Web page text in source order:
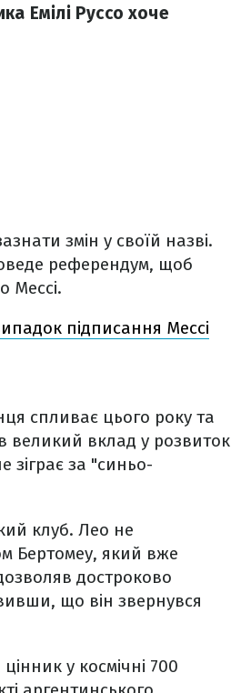
Емілі Руссо хоче
змін у своїй назві.
референдум, щоб
Мессі.
підписання Мессі
спливає цього року та
великий вклад у розвиток
зіграє за "синьо-
клуб. Лео не
Бертомеу, який вже
достроково
що він звернувся
у космічні 700